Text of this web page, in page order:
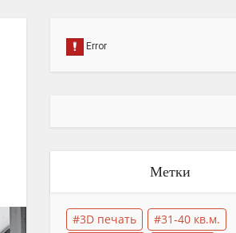
Метки
3D печать
31-40 кв.м.